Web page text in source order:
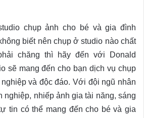
chụp ảnh cho bé và gia đình
biết nên chụp ở studio nào chất
chăng thì hãy đến với Donald
sẽ mang đến cho bạn dịch vụ chụp
và độc đáo. Với đội ngũ nhân
nghiệp, nhiếp ảnh gia tài năng, sáng
tin có thể mang đến cho bé và gia